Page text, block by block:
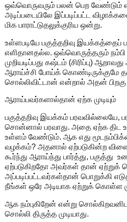
ஒவ்வொருவரும் பலன் பெற வேண்டும்
அடிப்படையிலே இப்படிப்பட்ட
மிக பாராட்டுதலுக்குரிய ஒன்று.
உள்ளபடியே பகுத்தறிவு இயக்கத்தைப்
எளிதானதல்ல. ஒவ்வொருத்தரும்
முறியடிப்பது கஷ்டம் (சிரிப்பு)
ஆராய்ச்சி போய்க் கொண்டிருக்குமே
சொல்லிவிட்டான் என்றால் அதன் பிறகு
ஆராய்பவர்களால்தான் ஏற்க முடியும்
பகுத்தறிவு இயக்கம் பரவவில்லையே,
சொன்னால் பரவாது. அதை ஏற்க திட
உள்ளம் வேண்டும். ஆக எது
வழக்கம்? அதனால் ஏற்படுகின்ற
கூர்ந்து ஆராய்ந்து பார்த்து, பகுத்து
ஏற்படுகிறதோ அவர்கள் தான் ஏற்றுக்
அப்படிப்பட்டவர்கள்தான் பொறுக்கி
நீங்கள் ஒரே அடியாக ஏற்றுக் கொள்ள
ஆக நம்புகிறேன் என்று
சொல்லி திருத்த முடியாது.